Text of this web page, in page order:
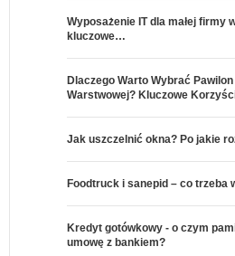
Wyposażenie IT dla małej firmy
kluczowe…
Dlaczego Warto Wybrać Pawilon
Warstwowej? Kluczowe
Jak uszczelnić okna? Po jakie
Foodtruck i sanepid – co trzeba
Kredyt gotówkowy - o czym
umowę z bankiem?